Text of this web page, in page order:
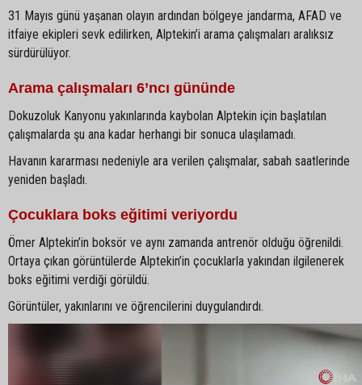
31 Mayıs günü yaşanan olayın ardından bölgeye jandarma, AFAD ve
itfaiye ekipleri sevk edilirken, Alptekin’i arama çalışmaları aralıksız
sürdürülüyor.
Arama çalışmaları 6’ncı gününde
Dokuzoluk Kanyonu yakınlarında kaybolan Alptekin için başlatılan
çalışmalarda şu ana kadar herhangi bir sonuca ulaşılamadı.
Havanın kararması nedeniyle ara verilen çalışmalar, sabah saatlerinde
yeniden başladı.
Çocuklara boks eğitimi veriyordu
Ömer Alptekin’in boksör ve aynı zamanda antrenör olduğu öğrenildi.
Ortaya çıkan görüntülerde Alptekin’in çocuklarla yakından ilgilenerek
boks eğitimi verdiği görüldü.
Görüntüler, yakınlarını ve öğrencilerini duygulandırdı.